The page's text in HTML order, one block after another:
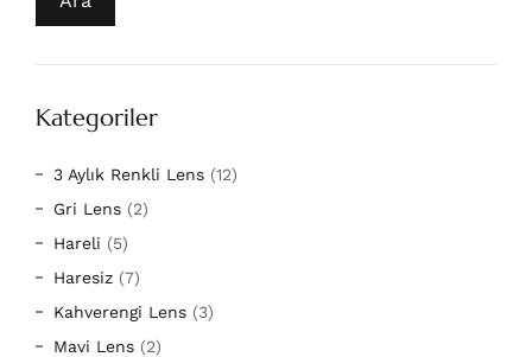
Kategoriler
3 Aylık Renkli Lens (12)
Gri Lens (2)
Hareli (5)
Haresiz (7)
Kahverengi Lens (3)
Mavi Lens (2)